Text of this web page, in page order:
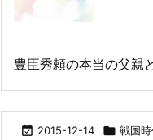
豊臣秀頼の本当の父親
 2015-12-14  戦国